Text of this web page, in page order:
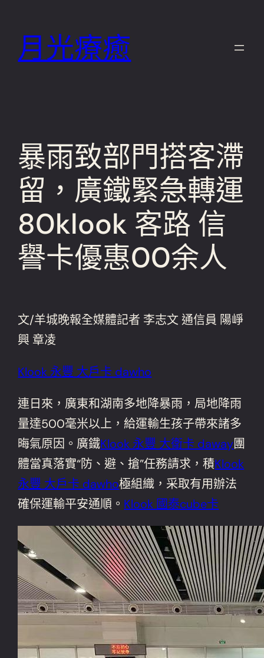
月光療癒
暴雨致部門搭客滯
留，廣鐵緊急轉運
80klook 客路 信
譽卡優惠00余人
文/羊城晚報全媒體記者 李志文 通信員 陽崢
興 章凌
Klook 永豐 大戶卡 dawho
連日來，廣東和湖南多地降暴雨，局地降雨
量達500毫米以上，給運輸生孩子帶來諸多
晦氣原因。廣鐵Klook 永豐 大衛卡 daway團
體當真落實“防、避、搶”任務請求，積Klook
永豐 大戶卡 dawho極組織，采取有用辦法
確保運輸平安通順。 Klook 國泰cube卡